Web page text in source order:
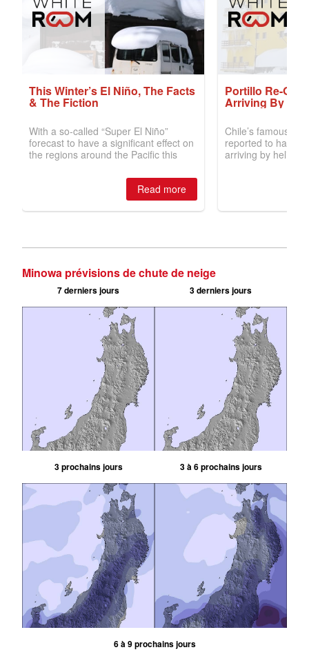
Minowa prévisions de chute de neige
7 derniers jours 3 derniers jours
3 prochains jours 3 à 6 prochains jours
6 à 9 prochains jours